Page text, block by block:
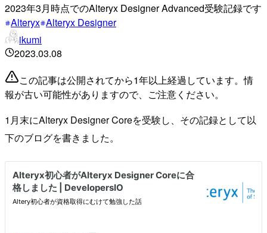
2023年3月時点でのAlteryx Designer Advanced受験記録です
Alteryx Alteryx Designer
ikumi
2023.03.08
この記事は公開されてから1年以上経過しています。情
報が古い可能性がありますので、ご注意ください。
1月末にAlteryx Designer Coreを受験し、その記録として以
下のブログを書きました。